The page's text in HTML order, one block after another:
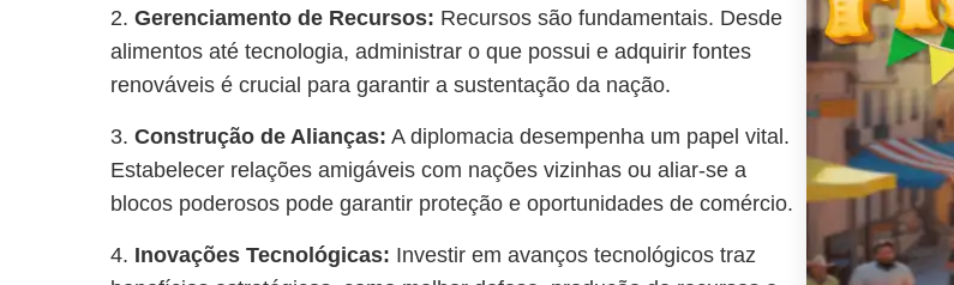
2. Gerenciamento de Recursos: Recursos são fundamentais. Desde
alimentos até tecnologia, administrar o que possui e adquirir fontes
renováveis é crucial para garantir a sustentação da nação.
3. Construção de Alianças: A diplomacia desempenha um papel vital.
Estabelecer relações amigáveis com nações vizinhas ou aliar-se a
blocos poderosos pode garantir proteção e oportunidades de comércio.
4. Inovações Tecnológicas: Investir em avanços tecnológicos traz